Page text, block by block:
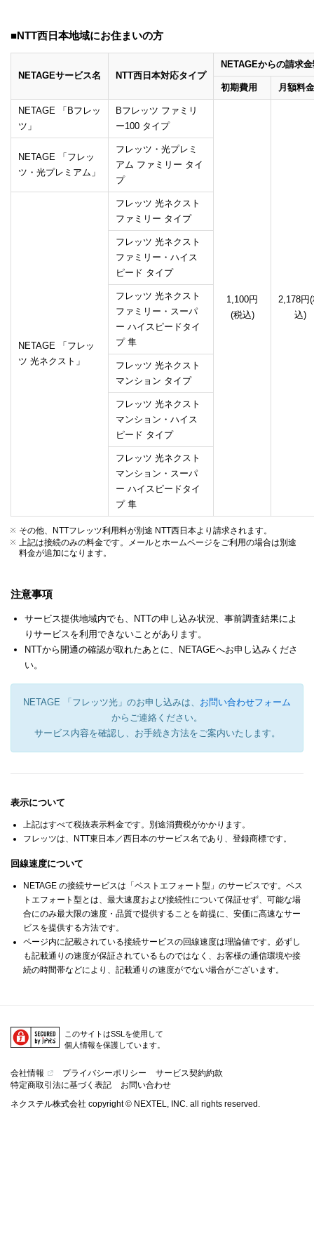
■NTT西日本地域にお住まいの方
NETAGEサービス名 NTT西日本対応タイプ
NETAGEからの請求
初期費用 月額料金
NETAGE 「Bフレッ
ツ」
Bフレッツ ファミリ
ー100 タイプ
1,100円
(税込)
2,178円
込)
NETAGE 「フレッ
ツ・光プレミアム」
フレッツ・光プレミ
アム ファミリー タイ
プ
NETAGE 「フレッ
ツ 光ネクスト」
フレッツ 光ネクスト
ファミリー タイプ
フレッツ 光ネクスト
ファミリー・ハイス
ピード タイプ
フレッツ 光ネクスト
ファミリー・スーパ
ー ハイスピードタイ
プ 隼
フレッツ 光ネクスト
マンション タイプ
フレッツ 光ネクスト
マンション・ハイス
ピード タイプ
フレッツ 光ネクスト
マンション・スーパ
ー ハイスピードタイ
プ 隼
その他、NTTフレッツ利用料が別途 NTT西日本より請求されます。
上記は接続のみの料金です。メールとホームページをご利用の場合は別途
料金が追加になります。
注意事項
サービス提供地域内でも、NTTの申し込み状況、事前調査結果によ
りサービスを利用できないことがあります。
NTTから開通の確認が取れたあとに、NETAGEへお申し込みくださ
い。
NETAGE 「フレッツ光」のお申し込みは、 お問い合わせフォーム
からご連絡ください。
サービス内容を確認し、お手続き方法をご案内いたします。
表示について
上記はすべて税抜表示料金です。別途消費税がかかります。
フレッツは、NTT東日本／西日本のサービス名であり、登録商標です。
回線速度について
NETAGE の接続サービスは「ベストエフォート型」のサービスです。ベス
トエフォート型とは、最大速度および接続性について保証せず、可能な場
合にのみ最大限の速度・品質で提供することを前提に、安価に高速なサー
ビスを提供する方法です。
ページ内に記載されている接続サービスの回線速度は理論値です。必ずし
も記載通りの速度が保証されているものではなく、お客様の通信環境や接
続の時間帯などにより、記載通りの速度がでない場合がございます。
このサイトはSSLを使用して
個人情報を保護しています。
会社情報 プライバシーポリシー
サービス契約約款
特定商取引法に基づく表記
お問い合わせ
ネクステル株式会社 copyright © NEXTEL, INC. all rights reserved.